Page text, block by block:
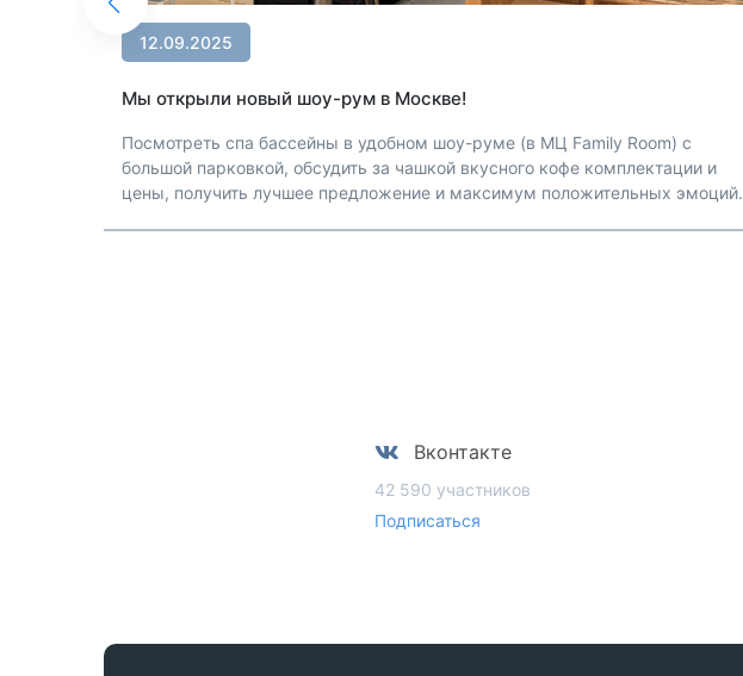
12.09.2025
Мы открыли новый шоу-рум в Москве!
Посмотреть спа бассейны в удобном шоу-руме (в МЦ Family Room) с
большой парковкой, обсудить за чашкой вкусного кофе комплектации и
цены, получить лучшее предложение и максимум положительных эмоций.
Вконтакте
42 590 участников
Подписаться